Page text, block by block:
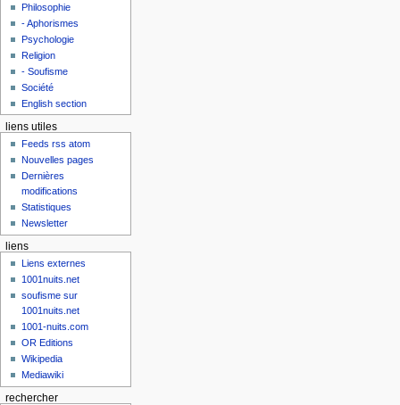
Philosophie
- Aphorismes
Psychologie
Religion
- Soufisme
Société
English section
liens utiles
Feeds rss atom
Nouvelles pages
Dernières
modifications
Statistiques
Newsletter
liens
Liens externes
1001nuits.net
soufisme sur
1001nuits.net
1001-nuits.com
OR Editions
Wikipedia
Mediawiki
rechercher